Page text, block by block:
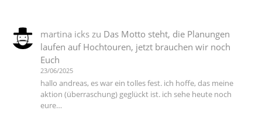
martina ickszu Das Motto steht, die Planungen
laufen auf Hochtouren, jetzt brauchen wir noch
Euch
23/06/2025
hallo andreas, es war ein tolles fest. ich hoffe, das meine
aktion (überraschung) geglückt ist. ich sehe heute noch
eure…